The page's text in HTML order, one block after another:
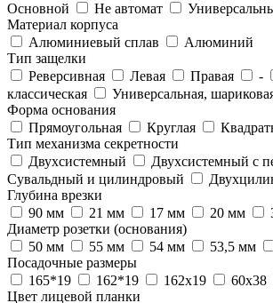
Основной
Не автомат
Материал корпуса
Алюминиевый сплав
Алюминий
Тип защелки
Реверсивная
Левая Правая -
классическая
Универсальная,
Форма основания
Прямоугольная
Круглая
Тип механизма секретности
Двухсистемный
Двухсистемный с
Сувальдный и цилиндровый
Глубина врезки
90 мм
21 мм 17 мм 20 мм
Диаметр розетки (основания)
50 мм
55 мм 54 мм 53,5 мм
Посадочные размеры
165*19
162*19 162x19 60х38
Цвет лицевой планки